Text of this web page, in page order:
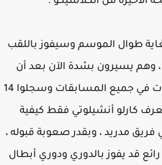
طوال الموسم وسيفوز باللقب
وهم يسيرون بشدة الآن بعد أن
فازوا في آخر خمس مباريات في جميع المسابقات وسجلوا 14
كارلو أنشيلوتي فقط كيفية
مدريد ، وبقدر صعوبة قبوله ،
قد يفوز بالدوري ودوري أبطال